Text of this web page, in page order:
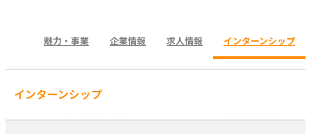
魅力・事業 企業情報 求人情報 インターンシップ
インターンシップ